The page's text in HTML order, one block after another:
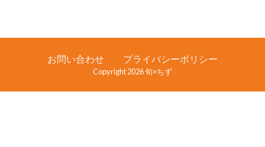
お問い合わせ プライバシーポリシー
Copyright 2026 旬×ちず